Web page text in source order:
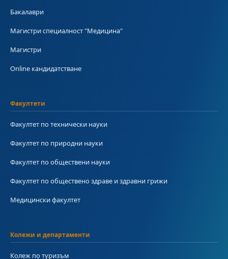
Бакалаври
Магистри специалност "Медицина"
Магистри
Online кандидатстване
Факултети
Факултет по технически науки
Факултет по природни науки
Факултет по обществени науки
Факултет по обществено здраве и здравни грижи
Медицински факултет
Колежи и департаменти
Колеж по туризъм